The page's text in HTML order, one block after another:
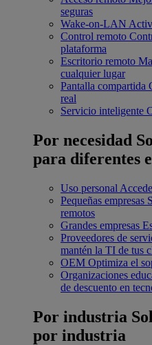
seguras
Wake-on-LAN
Control remoto
plataforma
Escritorio remoto
cualquier lugar
Pantalla compartida
real
Servicio inteligente
Por necesidad
para diferentes
Uso personal
Pequeñas empresas
remotos
Grandes empresas
Proveedores de
mantén la TI de tus
OEM Optimiza el
Organizaciones
de descuento en
Por industria
por industria